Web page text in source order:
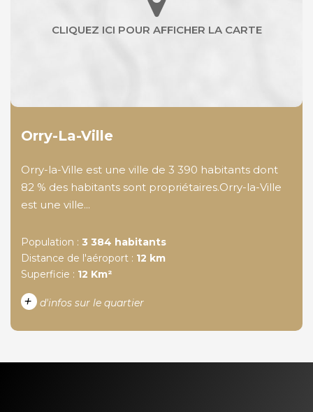
Orry-La-Ville
Orry-la-Ville est une ville de 3 390 habitants dont
82 % des habitants sont propriétaires.Orry-la-Ville
est une ville...
Population : 3 384 habitants
Distance de l'aéroport : 12 km
Superficie : 12 Km²
+ d'infos sur le quartier